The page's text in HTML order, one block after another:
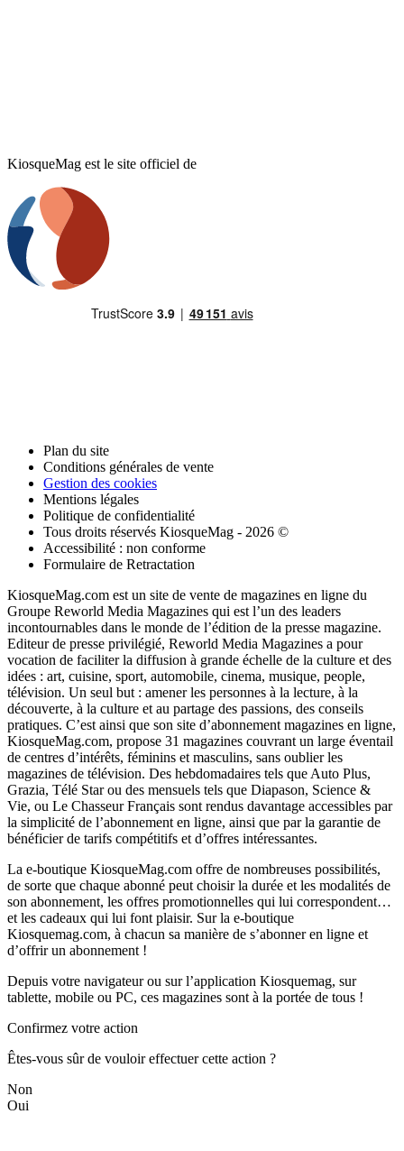
KiosqueMag est le site officiel de
Plan du site
Conditions générales de vente
Gestion des cookies
Mentions légales
Politique de confidentialité
Tous droits réservés KiosqueMag - 2026 ©
Accessibilité : non conforme
Formulaire de Retractation
KiosqueMag.com est un site de vente de magazines en ligne du
Groupe Reworld Media Magazines qui est l’un des leaders
incontournables dans le monde de l’édition de la presse magazine.
Editeur de presse privilégié, Reworld Media Magazines a pour
vocation de faciliter la diffusion à grande échelle de la culture et des
idées : art, cuisine, sport, automobile, cinema, musique, people,
télévision. Un seul but : amener les personnes à la lecture, à la
découverte, à la culture et au partage des passions, des conseils
pratiques. C’est ainsi que son site d’abonnement magazines en ligne,
KiosqueMag.com, propose 31 magazines couvrant un large éventail
de centres d’intérêts, féminins et masculins, sans oublier les
magazines de télévision. Des hebdomadaires tels que Auto Plus,
Grazia, Télé Star ou des mensuels tels que Diapason, Science &
Vie, ou Le Chasseur Français sont rendus davantage accessibles par
la simplicité de l’abonnement en ligne, ainsi que par la garantie de
bénéficier de tarifs compétitifs et d’offres intéressantes.
La e-boutique KiosqueMag.com offre de nombreuses possibilités,
de sorte que chaque abonné peut choisir la durée et les modalités de
son abonnement, les offres promotionnelles qui lui correspondent…
et les cadeaux qui lui font plaisir. Sur la e-boutique
Kiosquemag.com, à chacun sa manière de s’abonner en ligne et
d’offrir un abonnement !
Depuis votre navigateur ou sur l’application Kiosquemag, sur
tablette, mobile ou PC, ces magazines sont à la portée de tous !
Confirmez votre action
Êtes-vous sûr de vouloir effectuer cette action ?
Non
Oui